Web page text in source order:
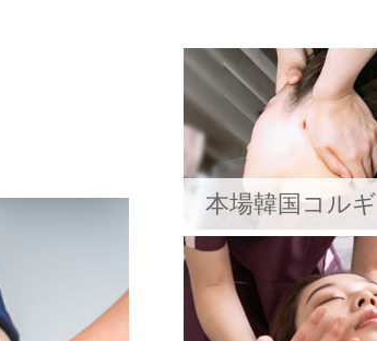
本場韓国コルギ